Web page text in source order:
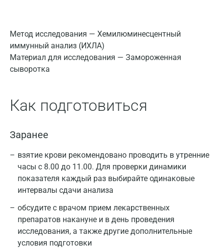
Метод исследования — Хемилюминесцентный
иммунный анализ (ИХЛА)
Материал для исследования — Замороженная
сыворотка
Как подготовиться
Заранее
взятие крови рекомендовано проводить в утренние
часы с 8.00 до 11.00. Для проверки динамики
показателя каждый раз выбирайте одинаковые
интервалы сдачи анализа
обсудите с врачом прием лекарственных
препаратов накануне и в день проведения
исследования, а также другие дополнительные
условия подготовки